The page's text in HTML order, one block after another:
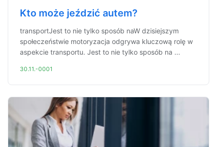
Kto może jeździć autem?
transportJest to nie tylko sposób naW dzisiejszym
społeczeństwie motoryzacja odgrywa kluczową rolę w
aspekcie transportu. Jest to nie tylko sposób na ...
30.11.-0001